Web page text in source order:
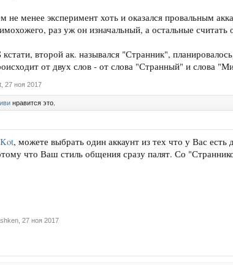
не менее эксперимент хоть и оказался провальным
раз уж он изначальный, а остальные
кстати, второй ак. назывался "Странник",
от двух слов - от слова "Странный" и слова
27 ноя 2017
нравится это.
, можете выбрать один аккаунт из тех что у Вас
что Ваш стиль общения сразу палят. Со
27 ноя 2017